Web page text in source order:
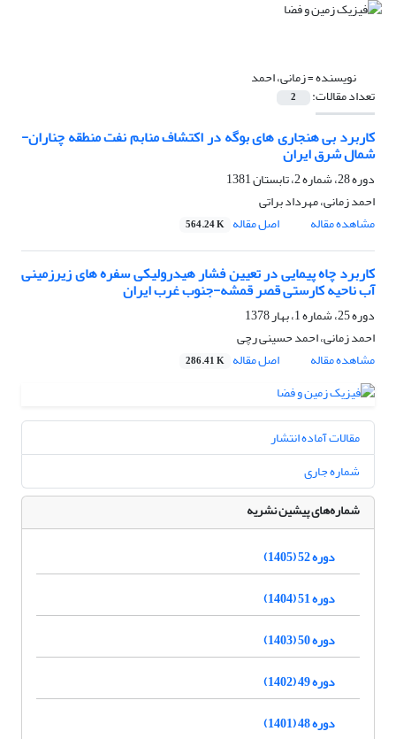
نویسنده =زمانی، احمد
تعداد مقالات: 2
کاربرد بی هنجاری های بوگه در اکتشاف منابم نفت منطقه چناران-
شمال شرق ایران
دوره 28، شماره 2، تابستان 1381
احمد زمانی، مهرداد براتى
مشاهده مقاله
اصل مقاله 564.24 K
کاربرد چاه پیمایی در تعیین فشار هیدرولیکی سفره های زیرزمینی
آب ناحیه کارستی قصر قمشه-جنوب غرب ایران
دوره 25، شماره 1، بهار 1378
احمد زمانی، احمد حسینی رچی
مشاهده مقاله
اصل مقاله 286.41 K
مقالات آماده انتشار
شماره جاری
شماره‌های پیشین نشریه
دوره 52 (1405)
دوره 51 (1404)
دوره 50 (1403)
دوره 49 (1402)
دوره 48 (1401)